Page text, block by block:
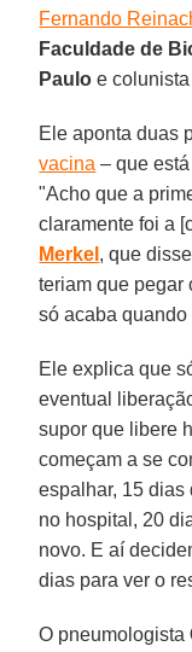
Fernando
Faculdade de
Paulo e
Ele aponta duas
vacina – que
"Acho que a
claramente foi a
Merkel , que
teriam que pegar
só acaba quando
Ele explica que
eventual
supor que libere
começam a se
espalhar, 15 dias
no hospital, 20
novo. E aí
dias para ver o
O pneumologista